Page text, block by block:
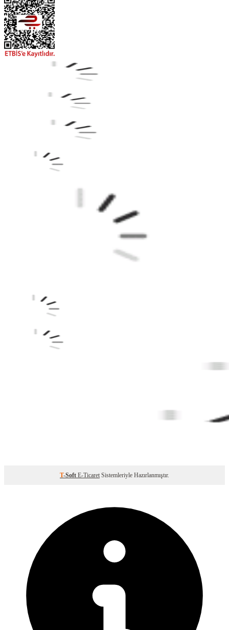
T-Soft E-Ticaret Sistemleriyle Hazırlanmıştır.